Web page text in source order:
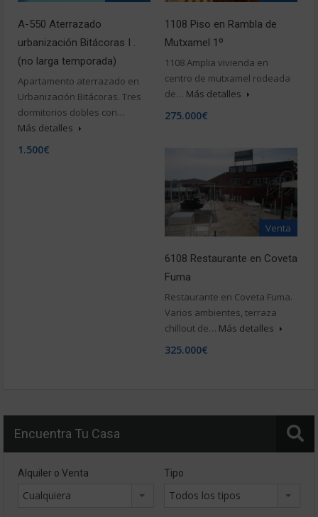
A-550 Aterrazado
urbanización Bitácoras I .
(no larga temporada)
Apartamento aterrazado en
Urbanización Bitácoras. Tres
dormitorios dobles con…
Más detalles
1.500€
1108 Piso en Rambla de
Mutxamel 1º
1108 Amplia vivienda en
centro de mutxamel rodeada
de… Más detalles
275.000€
Venta
6108 Restaurante en Coveta
Fuma
Restaurante en Coveta Fuma.
Varios ambientes, terraza
chillout de… Más detalles
325.000€
Encuentra Tu Casa
Alquiler o Venta
Cualquiera
Tipo
Todos los tipos